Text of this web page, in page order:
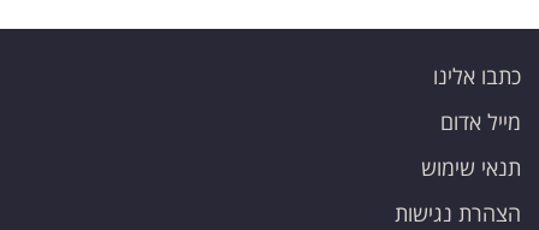
כתבו אלינו
מייל אדום
תנאי שימוש
הצהרת נגישות